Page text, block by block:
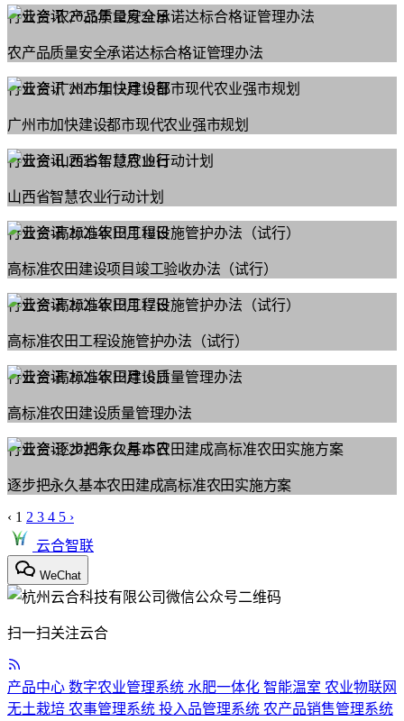
行业资讯 2025年12月21日
农产品质量安全承诺达标合格证管理办法
行业资讯 2025年12月19日
广州市加快建设都市现代农业强市规划
行业资讯 2025年12月19日
山西省智慧农业行动计划
行业资讯 2025年12月18日
高标准农田建设项目竣工验收办法（试行）
行业资讯 2025年12月17日
高标准农田工程设施管护办法（试行）
行业资讯 2025年12月16日
高标准农田建设质量管理办法
行业资讯 2025年12月15日
逐步把永久基本农田建成高标准农田实施方案
‹ 1 2 3 4 5 ›
云合智联
WeChat
扫一扫关注云合
产品中心 数字农业管理系统 水肥一体化 智能温室 农业物联网
无土栽培 农事管理系统 投入品管理系统 农产品销售管理系统